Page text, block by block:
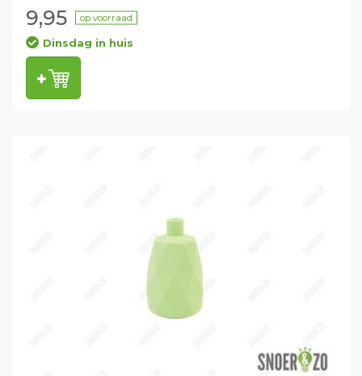
9,95 op voorraad
Dinsdag in huis